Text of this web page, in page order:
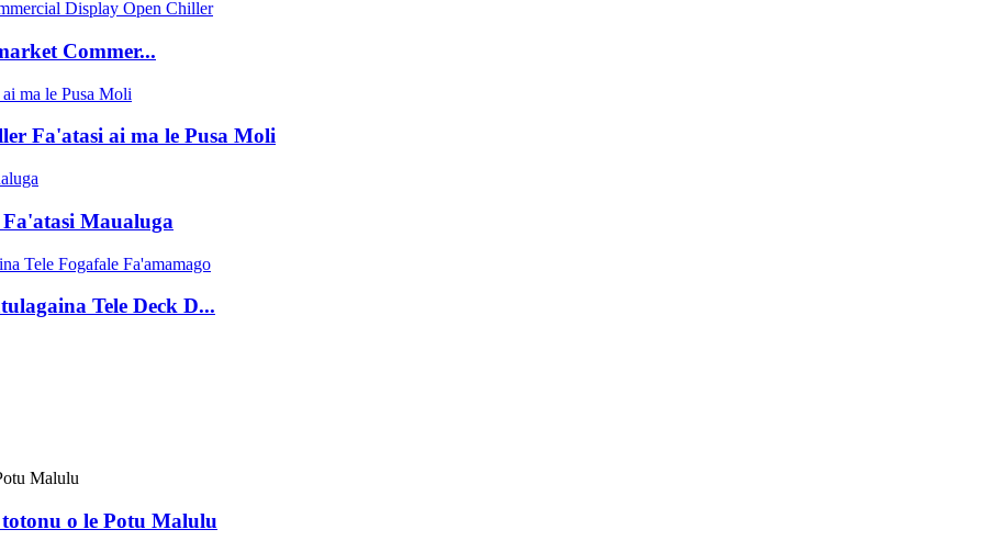
Commer...
Fa'atasi ai ma le Pusa Moli
Maualuga
Tele Deck D...
o le Potu Malulu